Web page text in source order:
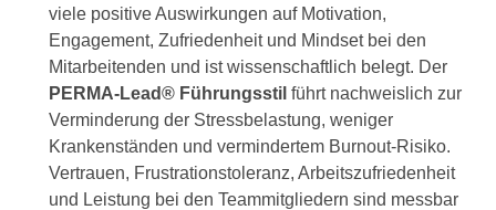
viele positive Auswirkungen auf Motivation,
Engagement, Zufriedenheit und Mindset bei den
Mitarbeitenden und ist wissenschaftlich belegt. Der
PERMA-Lead® Führungsstil führt nachweislich zur
Verminderung der Stressbelastung, weniger
Krankenständen und vermindertem Burnout-Risiko.
Vertrauen, Frustrationstoleranz, Arbeitszufriedenheit
und Leistung bei den Teammitgliedern sind messbar